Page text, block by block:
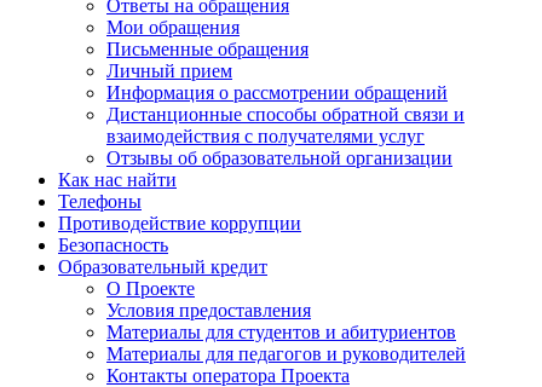
Ответы на обращения
Мои обращения
Письменные обращения
Личный прием
Информация о рассмотрении обращений
Дистанционные способы обратной связи и
взаимодействия с получателями услуг
Отзывы об образовательной организации
Как нас найти
Телефоны
Противодействие коррупции
Безопасность
Образовательный кредит
О Проекте
Условия предоставления
Материалы для студентов и абитуриентов
Материалы для педагогов и руководителей
Контакты опе ратора Проекта